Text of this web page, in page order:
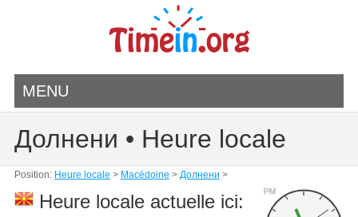
MENU
Долнени • Heure locale
Position: Heure locale > Macédoine > Долнени >
PM
Heure locale actuelle ici: